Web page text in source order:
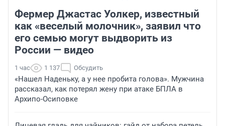
Фермер Джастас Уолкер, известный
как «веселый молочник», заявил что
его семью могут выдворить из
России — видео
1 час 1 137 Обсудить
«Нашел Наденьку, а у нее пробита голова». Мужчина
рассказал, как потерял жену при атаке БПЛА в
Архипо-Осиповке